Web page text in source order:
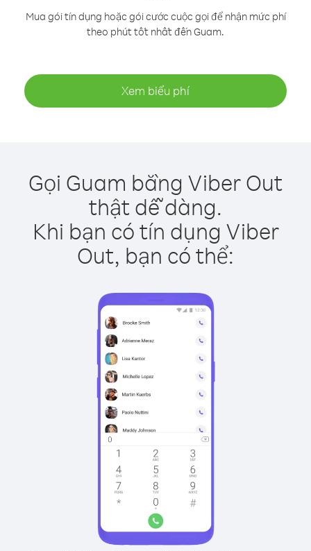
Mua gói tín dụng hoặc gói cước cuộc gọi để nhận mức phí
theo phút tốt nhất đến Guam.
Xem biểu phí
Gọi Guam bằng Viber Out
thật dễ dàng.
Khi bạn có tín dụng Viber
Out, bạn có thể: